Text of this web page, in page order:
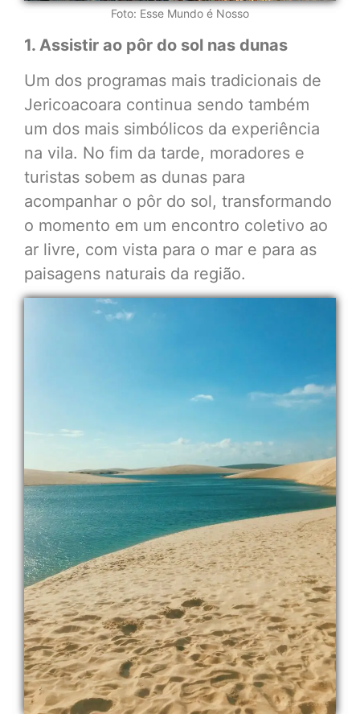
Foto: Esse Mundo é Nosso
1. Assistir ao pôr do sol nas dunas
Um dos programas mais tradicionais de
Jericoacoara continua sendo também
um dos mais simbólicos da experiência
na vila. No fim da tarde, moradores e
turistas sobem as dunas para
acompanhar o pôr do sol, transformando
o momento em um encontro coletivo ao
ar livre, com vista para o mar e para as
paisagens naturais da região.